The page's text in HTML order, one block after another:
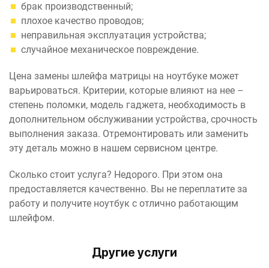
брак производственный;
плохое качество проводов;
неправильная эксплуатация устройства;
случайное механическое повреждение.
Цена замены шлейфа матрицы на ноутбуке может
варьироваться. Критерии, которые влияют на нее –
степень поломки, модель гаджета, необходимость в
дополнительном обслуживании устройства, срочность
выполнения заказа. Отремонтировать или заменить
эту деталь можно в нашем сервисном центре.
Сколько стоит услуга? Недорого. При этом она
предоставляется качественно. Вы не переплатите за
работу и получите ноутбук с отлично работающим
шлейфом.
Другие услуги